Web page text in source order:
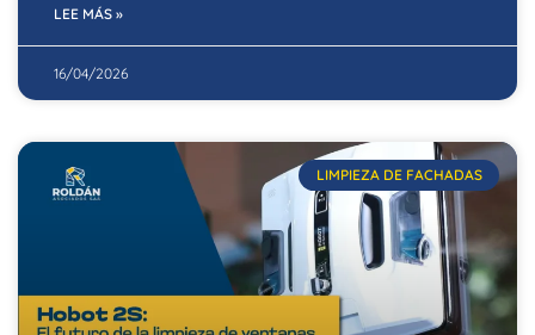
LEE MÁS »
16/04/2026
LIMPIEZA DE FACHADAS